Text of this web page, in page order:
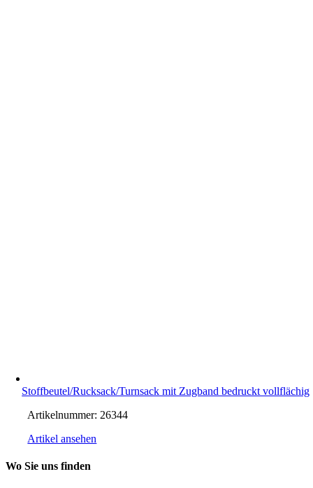
Stoffbeutel/Rucksack/Turnsack mit Zugband bedruckt vollflächig
Artikelnummer: 26344
Artikel ansehen
Wo Sie uns finden